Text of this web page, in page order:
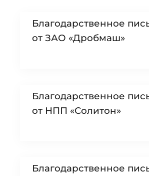
Благодарственное
от ЗАО «Дробмаш»
Благодарственное
от НПП «Солитон»
Благодарственное